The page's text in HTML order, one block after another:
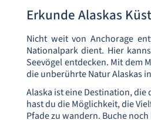
Erkunde Alaskas
Nicht weit von Anchorage
Nationalpark dient. Hier
Seevögel entdecken. Mit dem
die unberührte Natur Alaskas
Alaska ist eine Destination,
hast du die Möglichkeit, die
Pfade zu wandern. Buche